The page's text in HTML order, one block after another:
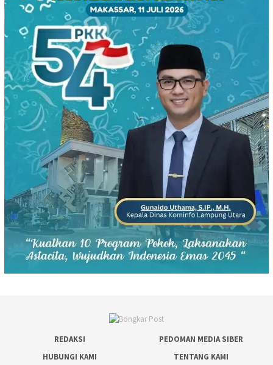
REDAKSI
PEDOMAN MEDIA SIBER
HUBUNGI KAMI
TENTANG KAMI